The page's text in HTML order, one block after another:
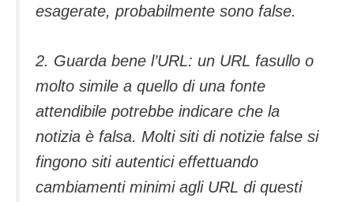
esagerate, probabilmente sono false.
2. Guarda bene l’URL: un URL fasullo o
molto simile a quello di una fonte
attendibile potrebbe indicare che la
notizia è falsa. Molti siti di notizie false si
fingono siti autentici effettuando
cambiamenti minimi agli URL di questi